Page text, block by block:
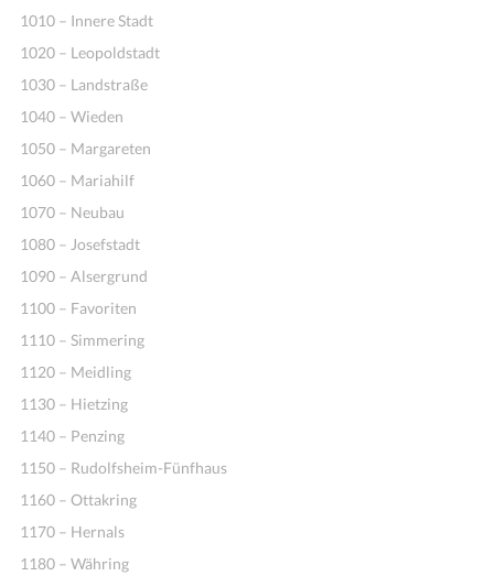
1010 – Innere Stadt
1020 – Leopoldstadt
1030 – Landstraße
1040 – Wieden
1050 – Margareten
1060 – Mariahilf
1070 – Neubau
1080 – Josefstadt
1090 – Alsergrund
1100 – Favoriten
1110 – Simmering
1120 – Meidling
1130 – Hietzing
1140 – Penzing
1150 – Rudolfsheim-Fünfhaus
1160 – Ottakring
1170 – Hernals
1180 – Währing